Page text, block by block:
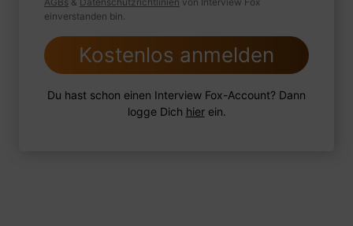
einverstanden bin.
Kostenlos anmelden
Du hast schon einen Interview Fox-Account? Dann
logge Dich hierein.